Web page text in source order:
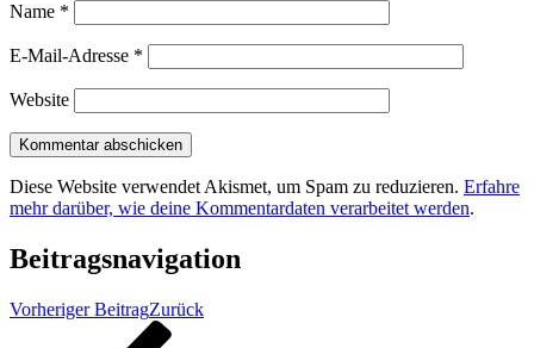
Name *
E-Mail-Adresse *
Website
Diese Website verwendet Akismet, um Spam zu reduzieren. Erfahre
mehr darüber, wie deine Kommentardaten verarbeitet werden.
Beitragsnavigation
Vorheriger BeitragZurück